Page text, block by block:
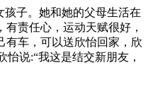
子。她和她的父母生活在
责任心，运动天赋很好，
有车，可以送欣怡回家，欣
说:“我这是结交新朋友，